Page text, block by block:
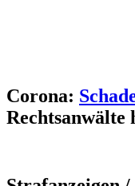
Corona:
Rechtsanwälte